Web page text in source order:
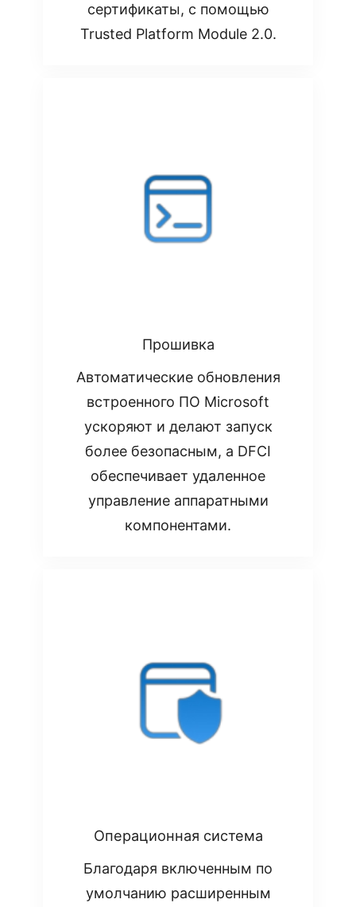
сертификаты, с помощью
Trusted Platform Module 2.0.
Прошивка
Автоматические обновления
встроенного ПО Microsoft
ускоряют и делают запуск
более безопасным, а DFCI
обеспечивает удаленное
управление аппаратными
компонентами.
Операционная система
Благодаря включенным по
умолчанию расширенным